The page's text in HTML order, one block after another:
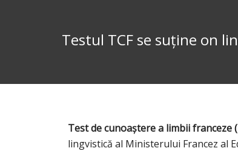
Testul TCF se suține on
Test de cunoaștere a limbii franceze
lingvistică al Ministerului Francez al